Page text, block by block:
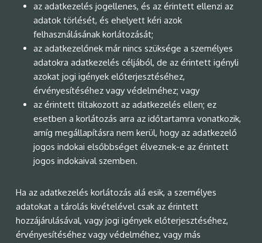
az adatkezelés jogellenes, és az érintett ellenzi az
adatok törlését, és ehelyett kéri azok
felhasználásának korlátozását;
az adatkezelőnek már nincs szüksége a személyes
adatokra adatkezelés céljából, de az érintett igényli
azokat jogi igények előterjesztéséhez,
érvényesítéséhez vagy védelméhez; vagy
az érintett tiltakozott az adatkezelés ellen; ez
esetben a korlátozás arra az időtartamra vonatkozik,
amíg megállapításra nem kerül, hogy az adatkezelő
jogos indokai elsőbbséget élveznek-e az érintett
jogos indokaival szemben.
Ha az adatkezelés korlátozás alá esik, a személyes
adatokat a tárolás kivételével csak az érintett
hozzájárulásával, vagy jogi igények előterjesztéséhez,
érvényesítéséhez vagy védelméhez, vagy más